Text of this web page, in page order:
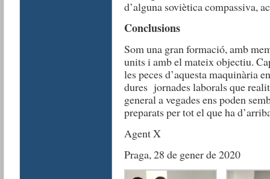
d’alguna soviètica compassiva,
Conclusions
Som una gran formació, amb
units i amb el mateix objectiu.
les peces d’aquesta maquinària
dures jornades laborals que
general a vegades ens poden
preparats per tot el que ha
Agent X
Praga, 28 de gener de 2020